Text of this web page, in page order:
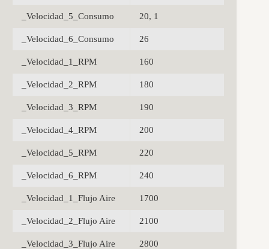
_Velocidad_5_Consumo 20, 1
_Velocidad_6_Consumo 26
_Velocidad_1_RPM 160
_Velocidad_2_RPM 180
_Velocidad_3_RPM 190
_Velocidad_4_RPM 200
_Velocidad_5_RPM 220
_Velocidad_6_RPM 240
_Velocidad_1_Flujo Aire 1700
_Velocidad_2_Flujo Aire 2100
_Velocidad_3_Flujo Aire 2800